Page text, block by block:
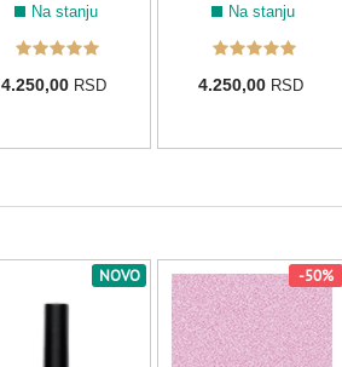
154 008
Na stanju
4.250,00 RSD
Na stanju
4.250,00 RSD
NOVO -50%